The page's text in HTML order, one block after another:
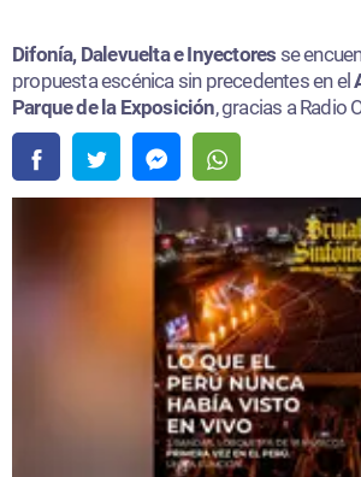
Difonía, Dalevuelta e Inyectores se
propuesta escénica sin precedentes en el
Parque de la Exposición, gracias a Radio